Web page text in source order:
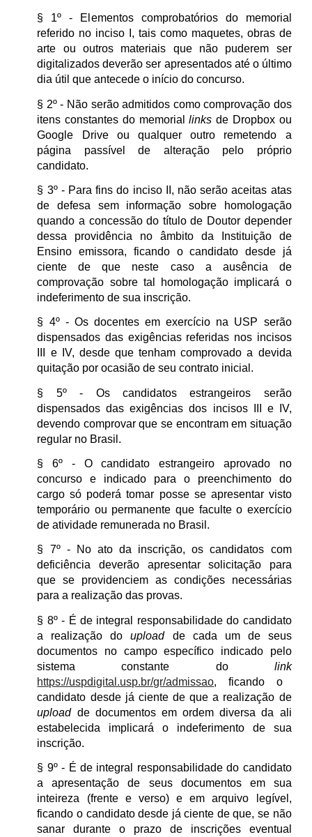
§ 1º - Elementos comprobatórios do memorial
referido no inciso I, tais como maquetes, obras de
arte ou outros materiais que não puderem ser
digitalizados deverão ser apresentados até o último
dia útil que antecede o início do concurso.
§ 2º - Não serão admitidos como comprovação dos
itens constantes do memoriallinks de Dropbox ou
Google Drive ou qualquer outro remetendo a
página passível de alteração pelo próprio
candidato.
§ 3º - Para fins do inciso II, não serão aceitas atas
de defesa sem informação sobre homologação
quando a concessão do título de Doutor depender
dessa providência no âmbito da Instituição de
Ensino emissora, ficando o candidato desde já
ciente de que neste caso a ausência de
comprovação sobre tal homologação implicará o
indeferimento de sua inscrição.
§ 4º - Os docentes em exercício na USP serão
dispensados das exigências referidas nos incisos
III e IV, desde que tenham comprovado a devida
quitação por ocasião de seu contrato inicial.
§ 5º - Os candidatos estrangeiros serão
dispensados das exigências dos incisos III e IV,
devendo comprovar que se encontram em situação
regular no Brasil.
§ 6º - O candidato estrangeiro aprovado no
concurso e indicado para o preenchimento do
cargo só poderá tomar posse se apresentar visto
temporário ou permanente que faculte o exercício
de atividade remunerada no Brasil.
§ 7º - No ato da inscrição, os candidatos com
deficiência deverão apresentar solicitação para
que se providenciem as condições necessárias
para a realização das provas.
§ 8º - É de integral responsabilidade do candidato
a realização doupload de cada um de seus
documentos no campo específico indicado pelo
sistema constante do link
https://uspdigital.usp.br/gr/admissao, ficando o
candidato desde já ciente de que a realização de
uploadde documentos em ordem diversa da ali
estabelecida implicará o indeferimento de sua
inscrição.
§ 9º - É de integral responsabilidade do candidato
a apresentação de seus documentos em sua
inteireza (frente e verso) e em arquivo legível,
ficando o candidato desde já ciente de que, se não
sanar durante o prazo de inscrições eventual